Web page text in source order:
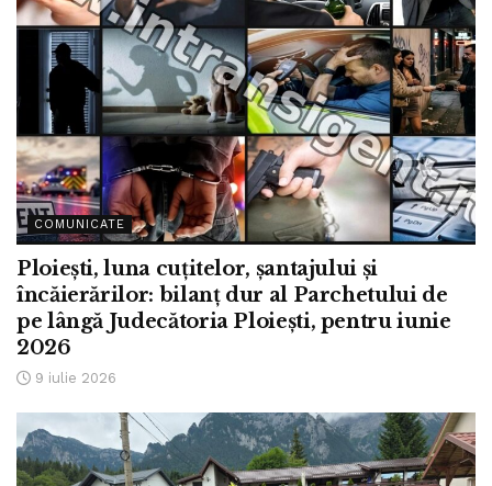
COMUNICATE
Ploiești, luna cuțitelor, șantajului și
încăierărilor: bilanț dur al Parchetului de
pe lângă Judecătoria Ploiești, pentru iunie
2026
9 iulie 2026